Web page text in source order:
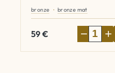
bronze bronze mat
59€ − +